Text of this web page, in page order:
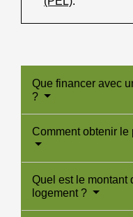
Que financer avec
?
Comment obtenir le
Quel est le montant
logement ?